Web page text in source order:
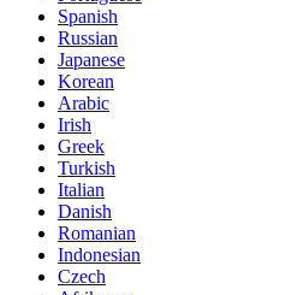
Spanish
Russian
Japanese
Korean
Arabic
Irish
Greek
Turkish
Italian
Danish
Romanian
Indonesian
Czech